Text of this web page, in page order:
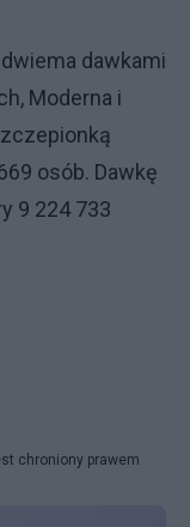
dawkami
Moderna i
osób. Dawkę
9 224 733
chroniony prawem